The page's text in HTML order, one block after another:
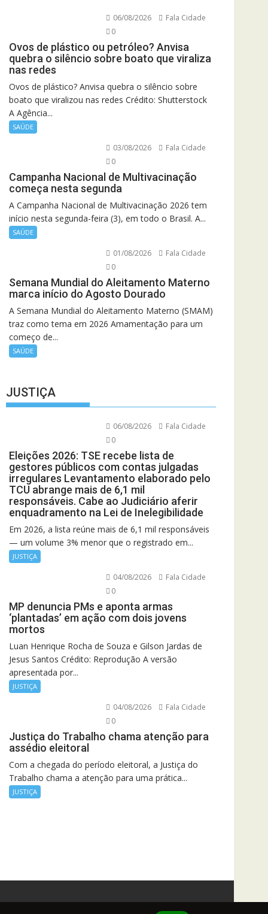
06/08/2026
Fala Cidade
0
Ovos de plástico ou petróleo? Anvisa
quebra o silêncio sobre boato que viraliza
nas redes
Ovos de plástico? Anvisa quebra o silêncio sobre
boato que viralizou nas redes Crédito: Shutterstock
A Agência...
SAÚDE
03/08/2026
Fala Cidade
0
Campanha Nacional de Multivacinação
começa nesta segunda
A Campanha Nacional de Multivacinação 2026 tem
início nesta segunda-feira (3), em todo o Brasil. A...
SAÚDE
01/08/2026
Fala Cidade
0
Semana Mundial do Aleitamento Materno
marca início do Agosto Dourado
A Semana Mundial do Aleitamento Materno (SMAM)
traz como tema em 2026 Amamentação para um
começo de...
SAÚDE
JUSTIÇA
06/08/2026
Fala Cidade
0
Eleições 2026: TSE recebe lista de
gestores públicos com contas julgadas
irregulares Levantamento elaborado pelo
TCU abrange mais de 6,1 mil
responsáveis. Cabe ao Judiciário aferir
enquadramento na Lei de Inelegibilidade
Em 2026, a lista reúne mais de 6,1 mil responsáveis
— um volume 3% menor que o registrado em...
JUSTIÇA
04/08/2026
Fala Cidade
0
MP denuncia PMs e aponta armas
‘plantadas’ em ação com dois jovens
mortos
Luan Henrique Rocha de Souza e Gilson Jardas de
Jesus Santos Crédito: Reprodução A versão
apresentada por...
JUSTIÇA
04/08/2026
Fala Cidade
0
Justiça do Trabalho chama atenção para
assédio eleitoral
Com a chegada do período eleitoral, a Justiça do
Trabalho chama a atenção para uma prática...
JUSTIÇA